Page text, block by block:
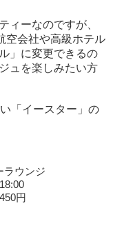
ィーなのですが、
空会社や高級ホテル
」に変更できるの
ュを楽しみたい方
「イースター」の
ラウンジ
円